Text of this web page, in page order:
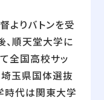
よりバトンを受
、順天堂大学に
全国高校サッ
埼玉県国体選抜
時代は関東大学